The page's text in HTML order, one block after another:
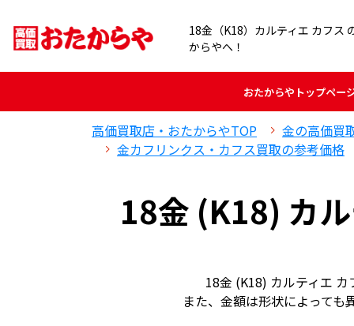
18金（K18）カルティエ カフス
からやへ！
おたからや トップペー
高価買取店・おたからやTOP
金の高価買
金カフリンクス・カフス買取の参考価格
18金 (K18) カ
18金 (K18) カルティエ
また、金額は形状によって